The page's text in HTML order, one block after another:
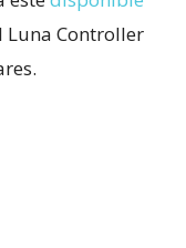
Luna Controller